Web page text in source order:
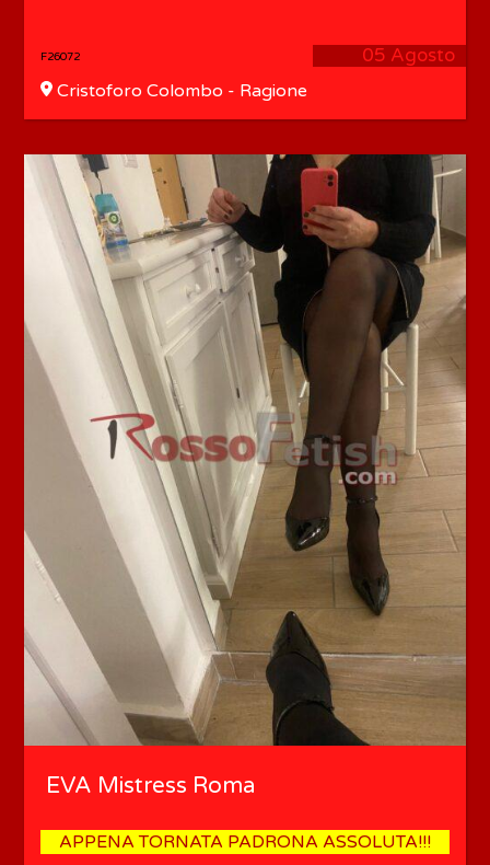
05 Agosto
F26072
Cristoforo Colombo - Ragione
EVA Mistress Roma
APPENA TORNATA PADRONA ASSOLUTA!!!